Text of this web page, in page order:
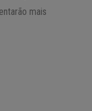
mais